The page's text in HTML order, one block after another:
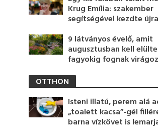
Krug Emília: szakember
segítségével kezdte
9 látványos évelő, amit
augusztusban kell
fagyokig fognak
OTTHON
Isteni illatú, perem alá
„toalett kacsa”-gél
barna vízkövet is